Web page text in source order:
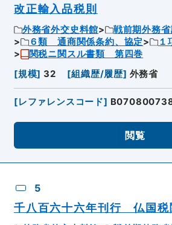
改正輸入品税則
外務省外交史料館 戦前期外務
６類 通商関係条約、協定
１
関税ニ関スル書類 第四巻
[規模] 32 [組織歴/履歴] 外務省
[レファレンスコード]
閲覧
5
千八百六十六年刊行 仏国税